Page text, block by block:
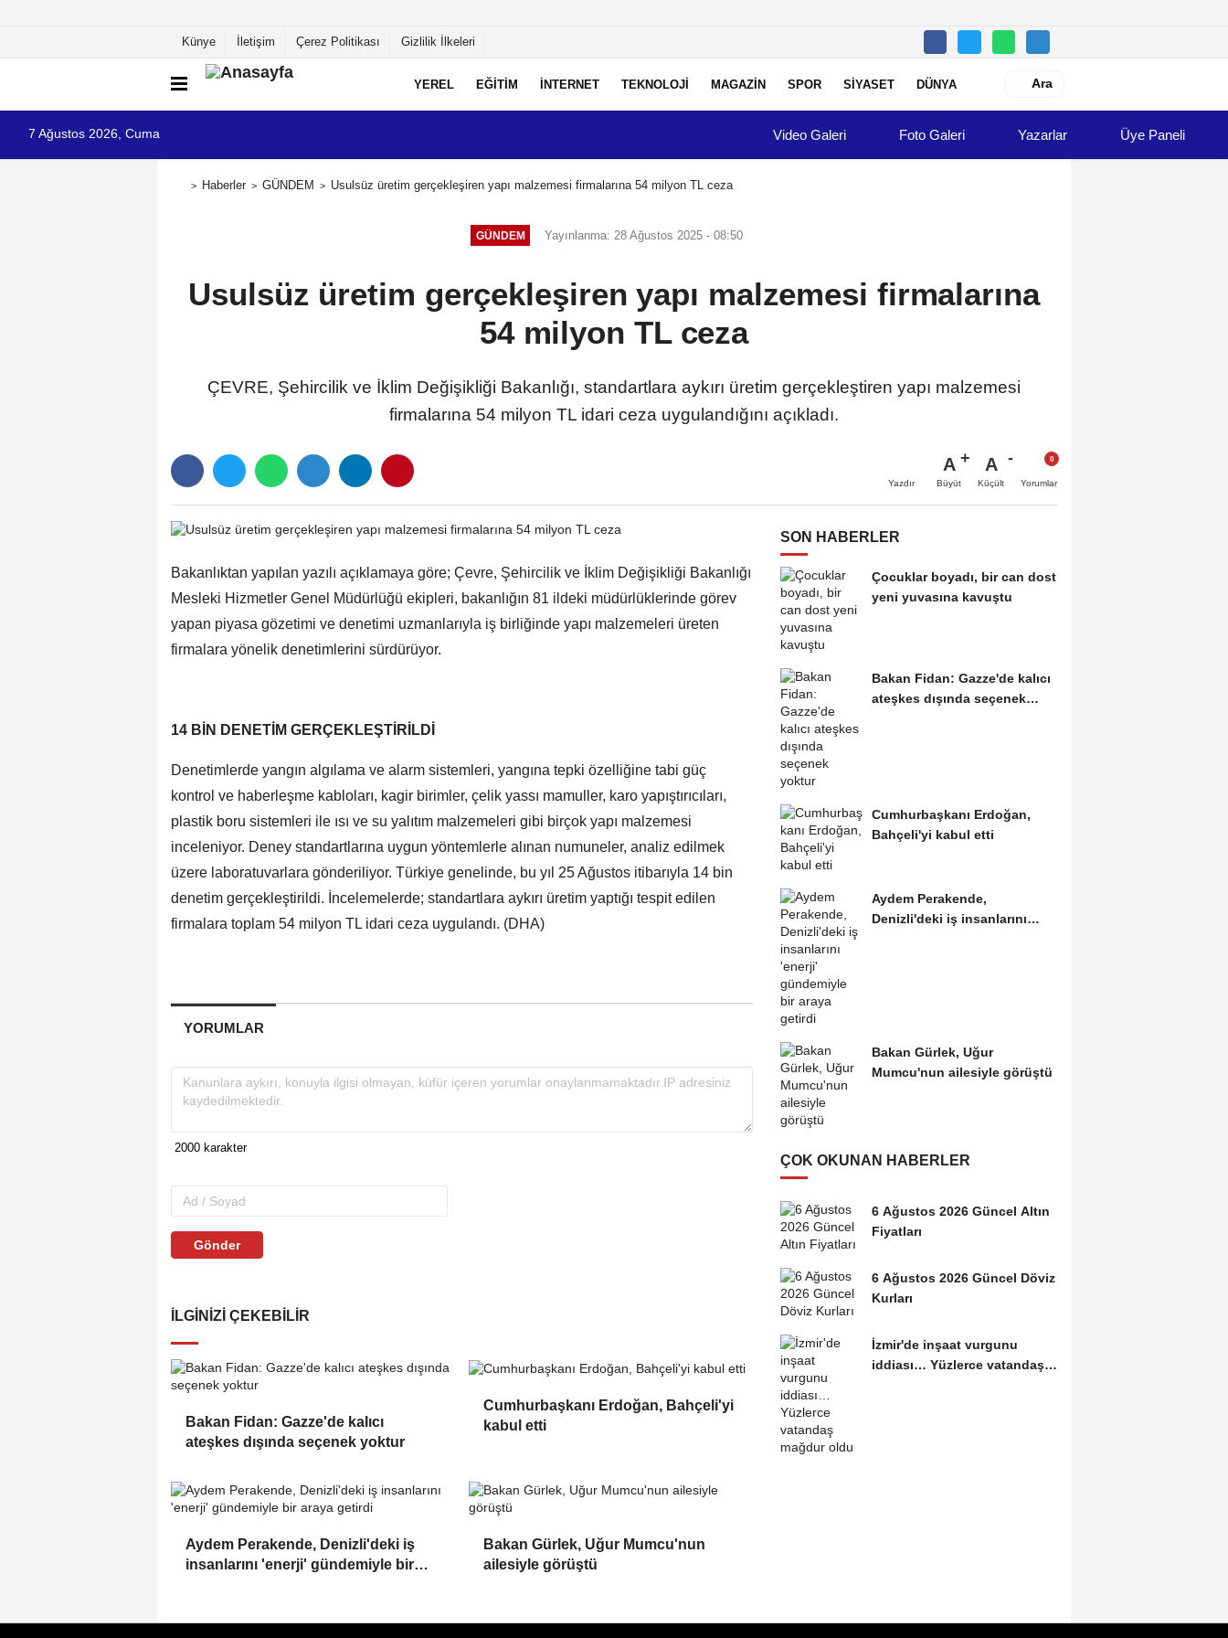
Künye İletişim Çerez Politikası Gizlilik İlkeleri
YEREL EĞİTİM İNTERNET TEKNOLOJİ MAGAZİN SPOR SİYASET DÜNYA Ara
7 Ağustos 2026, Cuma Video Galeri Foto Galeri Yazarlar Üye Paneli
Haberler GÜNDEM Usulsüz üretim gerçekleşiren yapı malzemesi firmalarına 54 milyon TL ceza
GÜNDEM Yayınlanma: 28 Ağustos 2025 - 08:50
Usulsüz üretim gerçekleşiren yapı malzemesi firmalarına
54 milyon TL ceza
ÇEVRE, Şehircilik ve İklim Değişikliği Bakanlığı, standartlara aykırı üretim gerçekleştiren yapı malzemesi
firmalarına 54 milyon TL idari ceza uygulandığını açıkladı.
Yazdır
A
Büyüt
A
Küçült Yorumlar
Bakanlıktan yapılan yazılı açıklamaya göre; Çevre, Şehircilik ve İklim Değişikliği Bakanlığı
Mesleki Hizmetler Genel Müdürlüğü ekipleri, bakanlığın 81 ildeki müdürlüklerinde görev
yapan piyasa gözetimi ve denetimi uzmanlarıyla iş birliğinde yapı malzemeleri üreten
firmalara yönelik denetimlerini sürdürüyor.
14 BİN DENETİM GERÇEKLEŞTİRİLDİ
Denetimlerde yangın algılama ve alarm sistemleri, yangına tepki özelliğine tabi güç
kontrol ve haberleşme kabloları, kagir birimler, çelik yassı mamuller, karo yapıştırıcıları,
plastik boru sistemleri ile ısı ve su yalıtım malzemeleri gibi birçok yapı malzemesi
inceleniyor. Deney standartlarına uygun yöntemlerle alınan numuneler, analiz edilmek
üzere laboratuvarlara gönderiliyor. Türkiye genelinde, bu yıl 25 Ağustos itibarıyla 14 bin
denetim gerçekleştirildi. İncelemelerde; standartlara aykırı üretim yaptığı tespit edilen
firmalara toplam 54 milyon TL idari ceza uygulandı. (DHA)
YORUMLAR
Gönder
İLGINIZI ÇEKEBILIR
Bakan Fidan: Gazze'de kalıcı
ateşkes dışında seçenek yoktur
Cumhurbaşkanı Erdoğan, Bahçeli'yi
kabul etti
Aydem Perakende, Denizli'deki iş
insanlarını 'enerji' gündemiyle bir
Bakan Gürlek, Uğur Mumcu'nun
ailesiyle görüştü
SON HABERLER
Çocuklar boyadı, bir can dost
yeni yuvasına kavuştu
Bakan Fidan: Gazze'de kalıcı
ateşkes dışında seçenek
Cumhurbaşkanı Erdoğan,
Bahçeli'yi kabul etti
Aydem Perakende,
Denizli'deki iş insanlarını
Bakan Gürlek, Uğur
Mumcu'nun ailesiyle görüştü
ÇOK OKUNAN HABERLER
6 Ağustos 2026 Güncel Altın
Fiyatları
6 Ağustos 2026 Güncel Döviz
Kurları
İzmir'de inşaat vurgunu
iddiası… Yüzlerce vatandaş